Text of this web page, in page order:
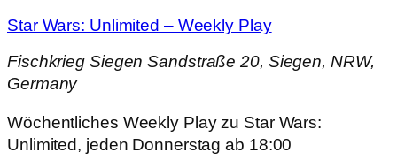
Star Wars: Unlimited – Weekly Play
Fischkrieg SiegenSandstraße 20, Siegen, NRW,
Germany
Wöchentliches Weekly Play zu Star Wars:
Unlimited, jeden Donnerstag ab 18:00